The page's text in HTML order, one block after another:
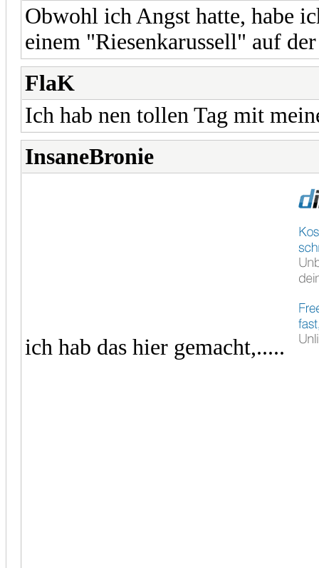
Obwohl ich Angst hatte, habe
einem "Riesenkarussell" auf
FlaK
Ich hab nen tollen Tag mit
InsaneBronie
ich hab das hier gemacht,.....